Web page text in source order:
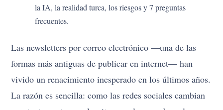
la IA, la realidad turca, los riesgos y 7 preguntas
frecuentes.
Las newsletters por correo electrónico —una de las
formas más antiguas de publicar en internet— han
vivido un renacimiento inesperado en los últimos años.
La razón es sencilla: como las redes sociales cambian